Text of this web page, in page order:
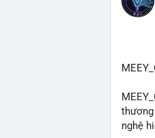
nghệ